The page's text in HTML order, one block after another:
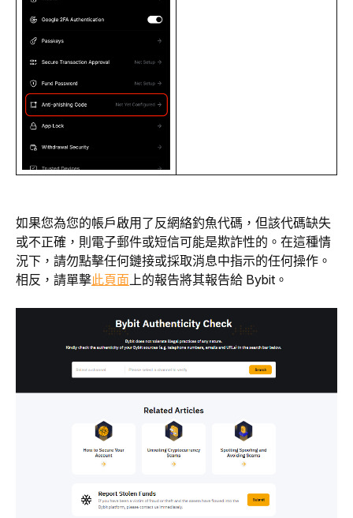
如果您為您的帳戶啟用了反網絡釣魚代碼，但該代碼缺失
或不正確，則電子郵件或短信可能是欺詐性的。在這種情
況下，請勿點擊任何鏈接或採取消息中指示的任何操作。
相反，請單擊此頁面 上的報告將其報告給 Bybit。